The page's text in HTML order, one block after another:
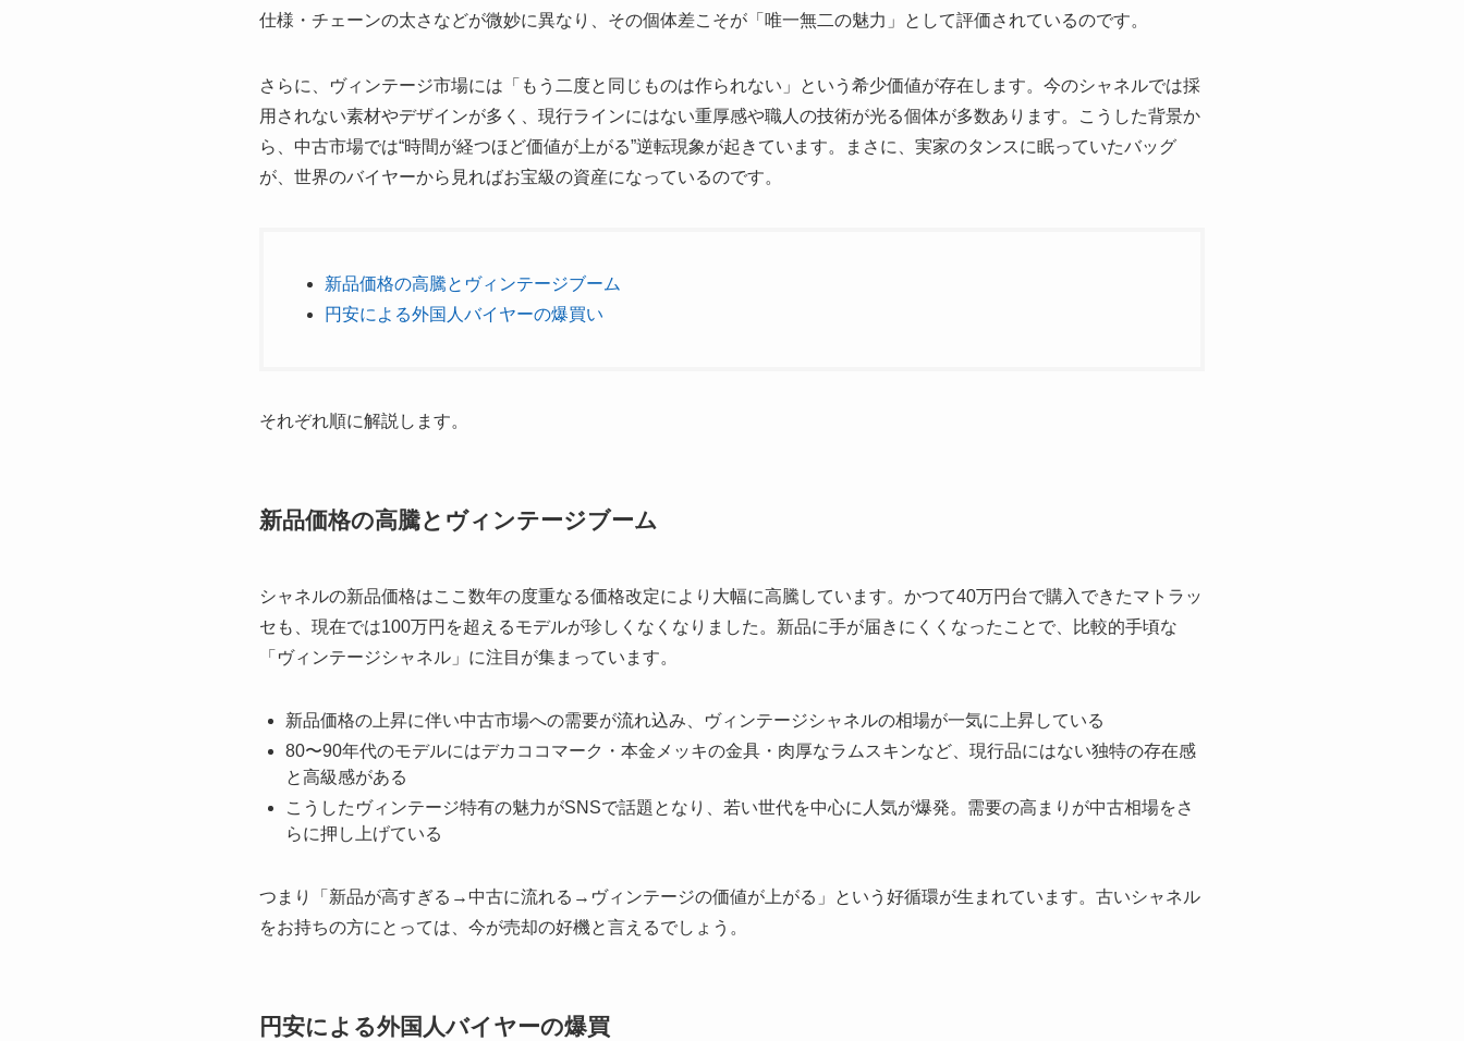
仕様・チェーンの太さなどが微妙に異なり、その個体差こそが「唯一無二の魅力」として評価されているのです。
さらに、ヴィンテージ市場には「もう二度と同じものは作られない」という希少価値が存在します。今のシャネルでは採
用されない素材やデザインが多く、現行ラインにはない重厚感や職人の技術が光る個体が多数あります。こうした背景か
ら、中古市場では“時間が経つほど価値が上がる”逆転現象が起きています。まさに、実家のタンスに眠っていたバッグ
が、世界のバイヤーから見ればお宝級の資産になっているのです。
新品価格の高騰とヴィンテージブーム
円安による外国人バイヤーの爆買い
それぞれ順に解説します。
新品価格の高騰とヴィンテージブーム
シャネルの新品価格はここ数年の度重なる価格改定により大幅に高騰しています。かつて40万円台で購入できたマトラッ
セも、現在では100万円を超えるモデルが珍しくなくなりました。新品に手が届きにくくなったことで、比較的手頃な
「ヴィンテージシャネル」に注目が集まっています。
新品価格の上昇に伴い中古市場への需要が流れ込み、ヴィンテージシャネルの相場が一気に上昇している
80〜90年代のモデルにはデカココマーク・本金メッキの金具・肉厚なラムスキンなど、現行品にはない独特の存在感
と高級感がある
こうしたヴィンテージ特有の魅力がSNSで話題となり、若い世代を中心に人気が爆発。需要の高まりが中古相場をさ
らに押し上げている
つまり「新品が高すぎる→中古に流れる→ヴィンテージの価値が上がる」という好循環が生まれています。古いシャネル
をお持ちの方にとっては、今が売却の好機と言えるでしょう。
円安による外国人バイヤーの爆買